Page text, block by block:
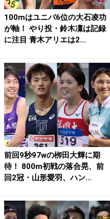
100mはユニバ6位の大石凌功
が軸！ やり投・鈴木凜は記録
に注目 青木アリエは2...
前回9秒97wの栁田大輝に期
待！ 800m初戦の落合晃、前
回2冠・山形愛羽、ハン...